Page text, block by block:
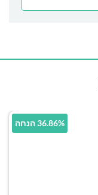
36.86% הנחה